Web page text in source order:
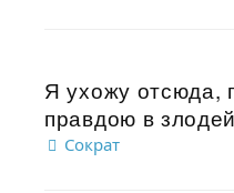
Я ухожу отсюда,
правдою в
Сократ